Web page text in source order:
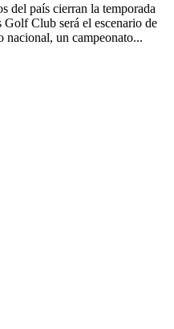
del país cierran la temporada
Club será el escenario de
nacional, un campeonato...